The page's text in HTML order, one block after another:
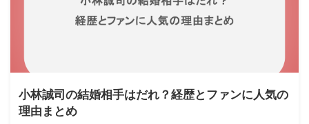
小林誠司の結婚相手はだれ？経歴とファンに人気の
理由まとめ